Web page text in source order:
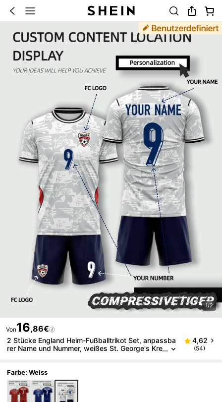
1/2
Von16,86€
2 Stücke England Heim-Fußballtrikot Set, anpassba
rer Name und Nummer, weißes St. George's Kre
4,62
(54)
Farbe: Weiss